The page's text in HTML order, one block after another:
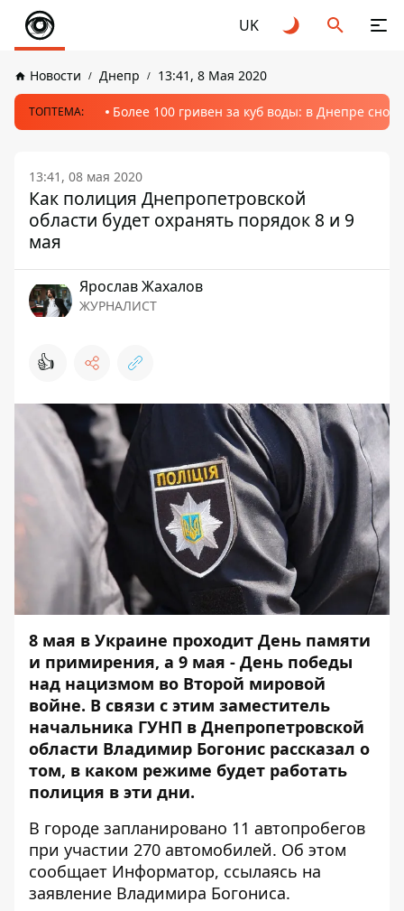
UK
Новости Днепр 13:41, 8 Мая 2020
ТОПТЕМА: Более 100 гривен за куб воды: в Днепре
13:41, 08 мая 2020
Как полиция Днепропетровской
области будет охранять порядок 8 и 9
мая
Ярослав Жахалов
ЖУРНАЛИСТ
👍
8 мая в Украине проходит День памяти
и примирения, а 9 мая - День победы
над нацизмом во Второй мировой
войне. В связи с этим заместитель
начальника ГУНП в Днепропетровской
области Владимир Богонис рассказал о
том, в каком режиме будет работать
полиция в эти дни.
В городе запланировано 11 автопробегов
при участии 270 автомобилей. Об этом
сообщает Информатор, ссылаясь на
заявление Владимира Богониса.